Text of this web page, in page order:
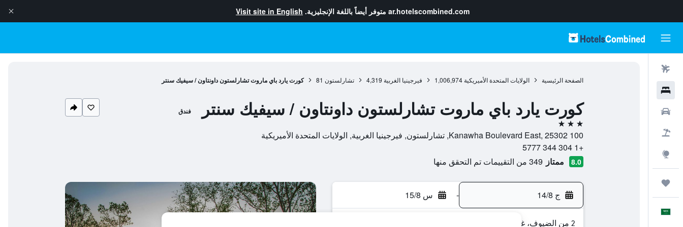
ar.hotelscombined.com متوفر أيضاً باللغة الإنجليزية. Visit site in English
الصفحة الرئيسية الولايات المتحدة الأميريكية 1,006,974 فيرجينيا الغربية 4,319 تشارلستون 81 كورت يارد باي ماروت تشارلستون داونتاون / سيفيك سنتر
كورت يارد باي ماروت تشارلستون داونتاون / سيفيك سنتر فندق
3 نجوم
100 Kanawha Boulevard East, 25302, تشارلستون, فيرجينيا الغربية, الولايات المتحدة الأميريكية
+1 304 344 5777
8.0 ممتاز 349 من التقييمات تم التحقق منها
ج 14/8 - س 15/8
2 من الضيوف، غرفة واحدة